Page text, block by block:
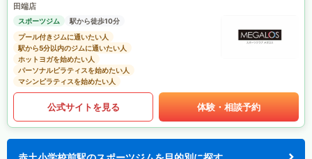
田端店
スポーツジム
駅から徒歩10分
プール付きジムに通いたい人
駅から5分以内のジムに通いたい人
ホットヨガを始めたい人
パーソナルピラティスを始めたい人
マシンピラティスを始めたい人
公式サイトを見る 体験・相談予約